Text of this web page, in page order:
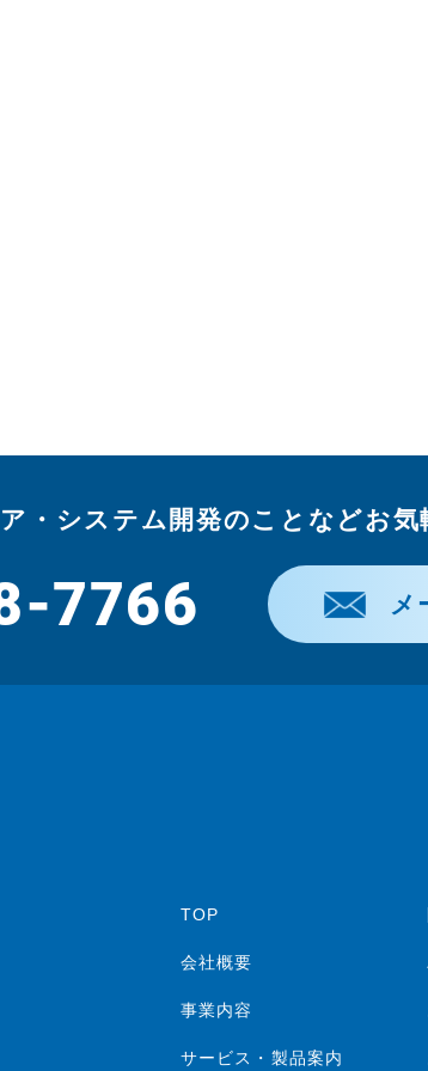
・システム開発のことなどお気
7766 メ
TOP
会社概要
事業内容
サービス・製品案内